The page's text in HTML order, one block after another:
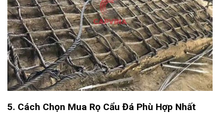
5. Cách Chọn Mua Rọ Cẩu Đá Phù Hợp Nhất